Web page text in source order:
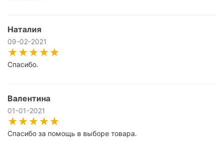
Наталия
09-02-2021
Спасибо.
Валентина
01-01-2021
Спасибо за помощь в выборе товара.